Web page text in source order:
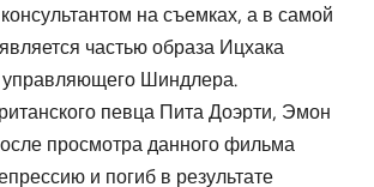
на съемках, а в самой
частью образа Ицхака
Шиндлера.
певца Пита Доэрти, Эмон
просмотра данного фильма
и погиб в результате